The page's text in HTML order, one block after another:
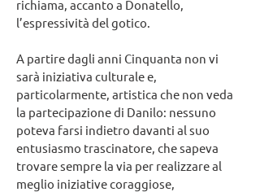
richiama, accanto a Donatello,
l’espressività del gotico.
A partire dagli anni Cinquanta non vi
sarà iniziativa culturale e,
particolarmente, artistica che non veda
la partecipazione di Danilo: nessuno
poteva farsi indietro davanti al suo
entusiasmo trascinatore, che sapeva
trovare sempre la via per realizzare al
meglio iniziative coraggiose,